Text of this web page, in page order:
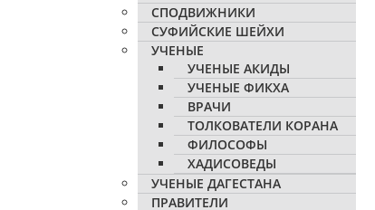
СПОДВИЖНИКИ
СУФИЙСКИЕ ШЕЙХИ
УЧЕНЫЕ
УЧЕНЫЕ АКИДЫ
УЧЕНЫЕ ФИКХА
ВРАЧИ
ТОЛКОВАТЕЛИ КОРАНА
ФИЛОСОФЫ
ХАДИСОВЕДЫ
УЧЕНЫЕ ДАГЕСТАНА
ПРАВИТЕЛИ